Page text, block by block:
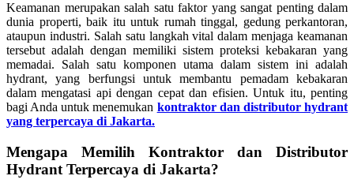
Keamanan merupakan salah satu faktor yang sangat penting dalam
dunia properti, baik itu untuk rumah tinggal, gedung perkantoran,
ataupun industri. Salah satu langkah vital dalam menjaga keamanan
tersebut adalah dengan memiliki sistem proteksi kebakaran yang
memadai. Salah satu komponen utama dalam sistem ini adalah
hydrant, yang berfungsi untuk membantu pemadam kebakaran
dalam mengatasi api dengan cepat dan efisien. Untuk itu, penting
bagi Anda untuk menemukan kontraktor dan distributor hydrant
yang terpercaya di Jakarta.
Mengapa Memilih Kontraktor dan Distributor
Hydrant Terpercaya di Jakarta?